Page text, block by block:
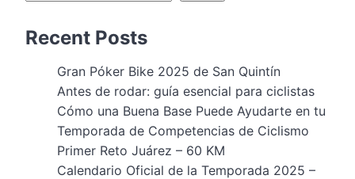
Recent Posts
Gran Póker Bike 2025 de San Quintín
Antes de rodar: guía esencial para ciclistas
Cómo una Buena Base Puede Ayudarte en tu
Temporada de Competencias de Ciclismo
Primer Reto Juárez – 60 KM
Calendario Oficial de la Temporada 2025 –